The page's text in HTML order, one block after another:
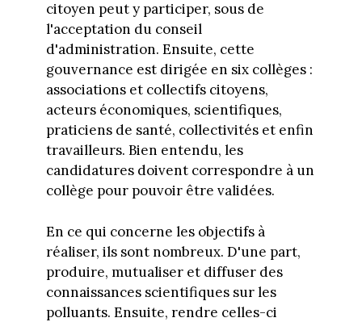
citoyen peut y participer, sous de
l'acceptation du conseil
d'administration. Ensuite, cette
gouvernance est dirigée en six collèges :
associations et collectifs citoyens,
acteurs économiques, scientifiques,
praticiens de santé, collectivités et enfin
travailleurs. Bien entendu, les
candidatures doivent correspondre à un
collège pour pouvoir être validées.
En ce qui concerne les objectifs à
réaliser, ils sont nombreux. D'une part,
produire, mutualiser et diffuser des
connaissances scientifiques sur les
polluants. Ensuite, rendre celles-ci